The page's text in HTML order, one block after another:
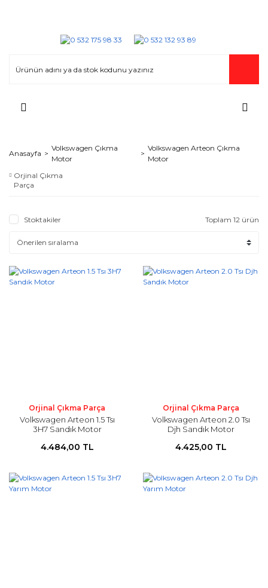
Anasayfa
Volkswagen Çıkma
Motor
Volkswagen Arteon Çıkma
Motor
Orjinal Çıkma
Parça
Stoktakiler Toplam 12 ürün
Orjinal Çıkma Parça
Volkswagen Arteon 1.5 Tsı
3H7 Sandık Motor
4.484,00 TL
Orjinal Çıkma Parça
Volkswagen Arteon 2.0 Tsı
Djh Sandık Motor
4.425,00 TL